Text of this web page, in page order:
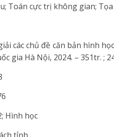
Toán cực trị không gian;
các chủ đề căn bản hình
gia Hà Nội, 2024. – 351tr. ;
Hình học